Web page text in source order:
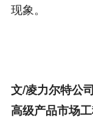
现象。
文/凌力尔特公
高级产品市场